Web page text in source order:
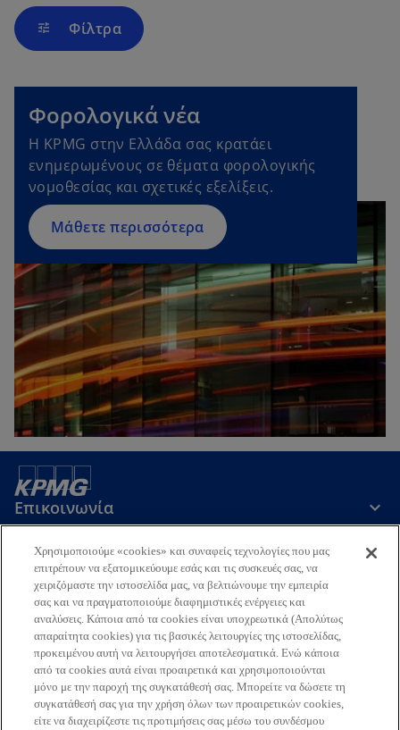
tune Φίλτρα
Φορολογικά νέα
Η KPMG στην Ελλάδα σας κρατάει
ενημερωμένους σε θέματα φορολογικής
νομοθεσίας και σχετικές εξελίξεις.
Μάθετε περισσότερα
Επικοινωνία
Εταιρεία
Τελευταία Νέα
o
p
e
n
o
p
e
n
o
p
e
n
o
p
e
n
Όροι χρήσηςΠροστασία Προσωπικών ΔεδομένωνΠροσβασιμότητα
ΓλωσσάριοΒοήθειαΠολιτική Προσωπικών Δεδομένων
Χρησιμοποιούμε «cookies» και συναφείς τεχνολογίες που μας
επιτρέπουν να εξατομικεύουμε εσάς και τις συσκευές σας, να
χειριζόμαστε την ιστοσελίδα μας, να βελτιώνουμε την εμπειρία
σας και να πραγματοποιούμε διαφημιστικές ενέργειες και
αναλύσεις. Κάποια από τα cookies είναι υποχρεωτικά (Απολύτως
απαραίτητα cookies) για τις βασικές λειτουργίες της ιστοσελίδας,
προκειμένου αυτή να λειτουργήσει αποτελεσματικά. Ενώ κάποια
από τα cookies αυτά είναι προαιρετικά και χρησιμοποιούνται
μόνο με την παροχή της συγκατάθεσή σας. Μπορείτε να δώσετε τη
συγκατάθεσή σας για την χρήση όλων των προαιρετικών cookies,
είτε να διαχειρίζεστε τις προτιμήσεις σας μέσω του συνδέσμου